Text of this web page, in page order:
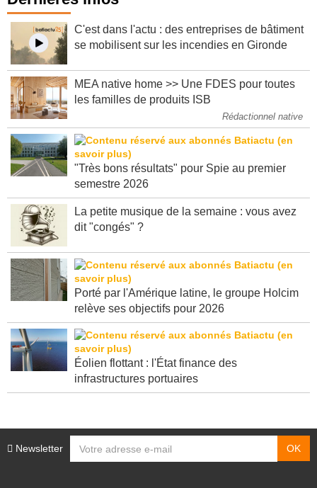
C'est dans l'actu : des entreprises de bâtiment
se mobilisent sur les incendies en Gironde
MEA native home >> Une FDES pour toutes
les familles de produits ISB
Rédactionnel native
"Très bons résultats" pour Spie au premier
semestre 2026
La petite musique de la semaine : vous avez
dit "congés" ?
Porté par l'Amérique latine, le groupe Holcim
relève ses objectifs pour 2026
Éolien flottant : l'État finance des
infrastructures portuaires
Newsletter